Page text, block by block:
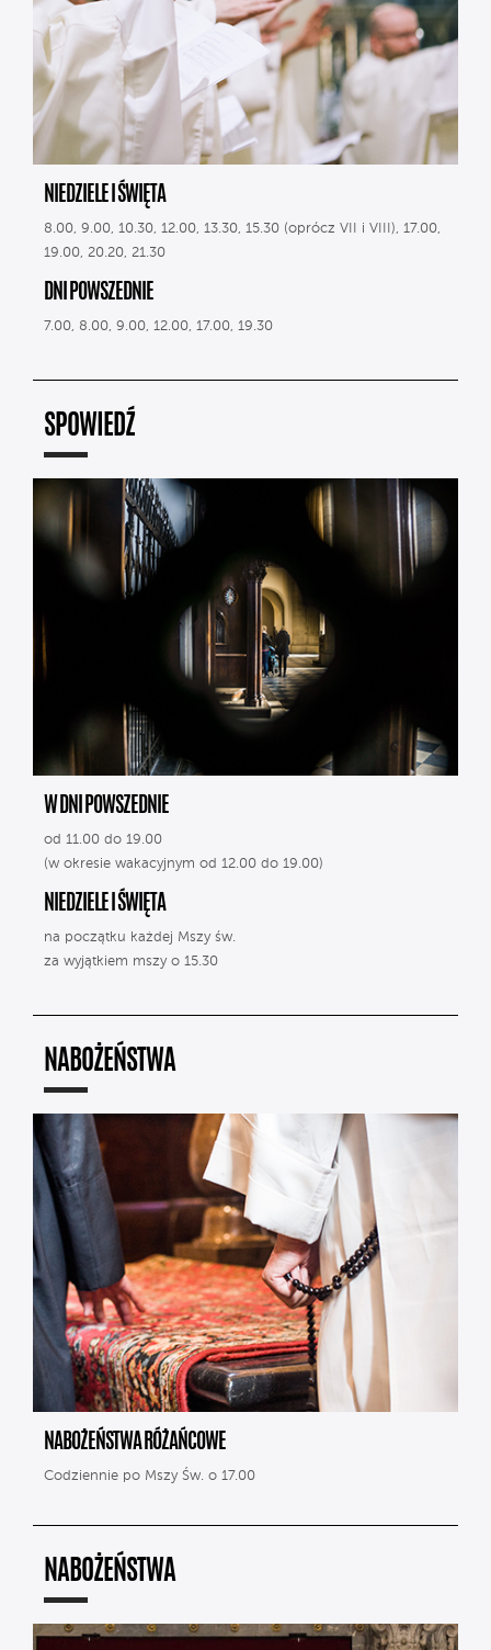
NIEDZIELE I ŚWIĘTA
8.00, 9.00, 10.30, 12.00, 13.30, 15.30 (oprócz VII i VIII), 17.00,
19.00, 20.20, 21.30
DNI POWSZEDNIE
7.00, 8.00, 9.00, 12.00, 17.00, 19.30
SPOWIEDŹ
W DNI POWSZEDNIE
od 11.00 do 19.00
(w okresie wakacyjnym od 12.00 do 19.00)
NIEDZIELE I ŚWIĘTA
na początku każdej Mszy św.
za wyjątkiem mszy o 15.30
NABOŻEŃSTWA
NABOŻEŃSTWA RÓŻAŃCOWE
Codziennie po Mszy Św. o 17.00
NABOŻEŃSTWA